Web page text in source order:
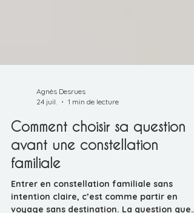
Agnès Desrues
24 juil.
1 min de lecture
Comment choisir sa question
avant une constellation
familiale